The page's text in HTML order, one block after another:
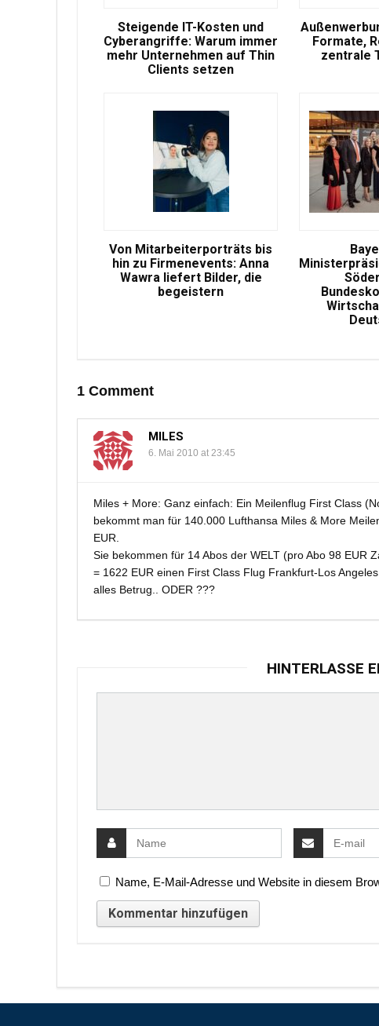
Steigende IT-Kosten und
Cyberangriffe: Warum immer
mehr Unternehmen auf Thin
Clients setzen
Formate,
zentrale
Von Mitarbeiterporträts bis
hin zu Firmenevents: Anna
Wawra liefert Bilder, die
begeistern
1 Comment
MILES
6. Mai 2010 at 23:45
Miles + More: Ganz einfach: Ein Meilenflug First Class
bekommt man für 140.000 Lufthansa Miles & More
EUR.
Sie bekommen für 14 Abos der WELT (pro Abo 98 EUR
= 1622 EUR einen First Class Flug Frankfurt-Los
alles Betrug.. ODER ???
HINTERLASSE
Name, E-Mail-Adresse und Website in diesem